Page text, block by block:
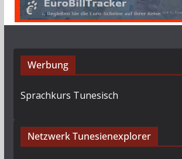
Werbung
Sprachkurs Tunesisch
Netzwerk Tunesienexplorer